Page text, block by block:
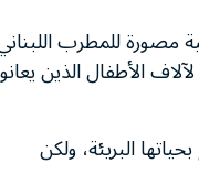
مصورة للمطرب
الأطفال الذين
البريئة، ولكن